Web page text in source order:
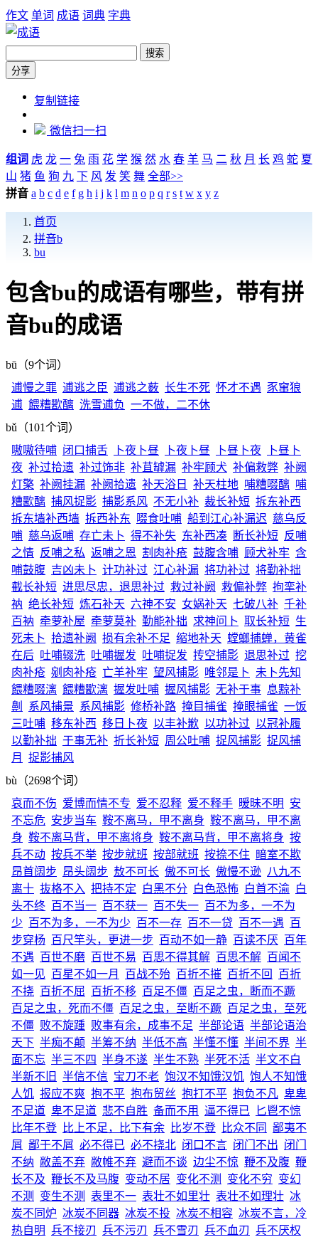
作文 单词 成语 词典 字典
搜索
分享
https://chengyu.zw6.cn/pinyin/bu
复制链接
微信扫一扫
组词 虎 龙 一 兔 雨 花 学 猴 然 水 春 羊 马 二 秋 月 长 鸡 蛇 夏
山 猪 鱼 狗 九 下 风 发 笑 舞 全部>>
拼音 a b c d e f g h i j k l m n o p q r s t w x y z
首页
拼音b
bu
包含bu的成语有哪些，带有拼
音bu的成语
bū（9个词）
逋慢之罪 逋逃之臣 逋逃之薮 长生不死 怀才不遇 豕窜狼
逋 餵糟歠醨 洗雪逋负 一不做，二不休
bǔ（101个词）
嗷嗷待哺 闭口捕舌 卜夜卜昼 卜夜卜昼 卜昼卜夜
卜昼卜
夜 补过拾遗 补过饰非 补苴罅漏 补牢顾犬 补偏救弊 补阙
灯檠 补阙挂漏 补阙拾遗 补天浴日 补天柱地 哺糟啜醨 哺
糟歠醨 捕风捉影 捕影系风 不无小补 裁长补短 拆东补西
拆东墙补西墙 拆西补东 啜食吐哺 船到江心补漏迟 慈乌反
哺 慈乌返哺 存亡未卜 得不补失 东补西凑 断长补短
反哺
之情 反哺之私 返哺之恩 割肉补疮 鼓腹含哺 顾犬补牢 含
哺鼓腹 吉凶未卜 计功补过 江心补漏 将功补过 将勤补拙
截长补短 进思尽忠，退思补过 救过补阙 救偏补弊 拘挛补
衲 绝长补短 炼石补天 六神不安 女娲补天 七破八补 千补
百衲 牵萝补屋 牵萝莫补 勤能补拙 求神问卜 取长补短 生
死未卜 拾遗补阙 损有余补不足 缩地补天 螳螂捕蝉，黄雀
在后 吐哺辍洗 吐哺握发 吐哺捉发 抟空捕影 退思补过 挖
肉补疮 剜肉补疮 亡羊补牢 望风捕影 唯邻是卜 未卜先知
餵糟啜漓 餵糟歠漓 握发吐哺 握风捕影 无补于事 息黥补
劓
系风捕景 系风捕影 修桥补路 掩目捕雀 掩眼捕雀 一饭
三吐哺 移东补西 移日卜夜 以丰补歉 以功补过 以冠补履
以勤补拙 于事无补 折长补短 周公吐哺 捉风捕影 捉风捕
月
捉影捕风
bù（2698个词）
哀而不伤 爱博而情不专 爱不忍释 爱不释手 暧昧不明
安
不忘危 安步当车 鞍不离马，甲不离身 鞍不离马，甲不离
身 鞍不离马背，甲不离将身 鞍不离马背，甲不离将身 按
兵不动 按兵不举 按步就班 按部就班 按捺不住 暗室不欺
昂首阔步 昂头阔步 敖不可长 傲不可长 傲慢不逊 八九不
离十 抜格不入 把持不定 白黑不分 白色恐怖 白首不渝 白
头不终 百不当一 百不获一 百不失一 百不为多，一不为
少 百不为多，一不为少 百不一存 百不一贷 百不一遇 百
步穿杨 百尺竿头，更进一步 百动不如一静 百读不厌 百年
不遇 百世不磨 百世不易 百思不得其解 百思不解 百闻不
如一见 百星不如一月 百战不殆 百折不摧 百折不回
百折
不挠 百折不屈 百折不移 百足不僵 百足之虫，断而不蹶
百足之虫，死而不僵 百足之虫，至断不蹶 百足之虫，至死
不僵 败不旋踵 败事有余，成事不足 半部论语 半部论语治
天下 半痴不颠 半筹不纳 半低不高 半懂不懂 半间不界 半
面不忘 半三不四 半身不遂 半生不熟 半死不活 半文不白
半新不旧
半信不信 宝刀不老 饱汉不知饿汉饥 饱人不知饿
人饥 报应不爽 抱不平 抱布贸丝 抱打不平 抱负不凡 卑卑
不足道 卑不足道 悲不自胜 备而不用 逼不得已
匕鬯不惊
比年不登
比上不足，比下有余 比岁不登 比众不同
鄙夷不
屑 鄙于不屑 必不得已 必不挠北 闭口不言 闭门不出 闭门
不纳 敝盖不弃 敝帷不弃 避而不谈 边尘不惊 鞭不及腹 鞭
长不及 鞭长不及马腹 变动不居 变化不测 变化不穷 变幻
不测
变生不测 表里不一 表壮不如里壮 表壮不如理壮 冰
炭不同炉 冰炭不同器 冰炭不投 冰炭不相容 冰炭不言，冷
热自明 兵不接刃 兵不污刃 兵不雪刃 兵不血刃 兵不厌权